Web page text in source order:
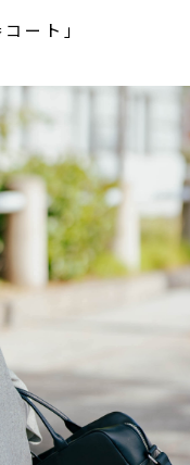
ート」